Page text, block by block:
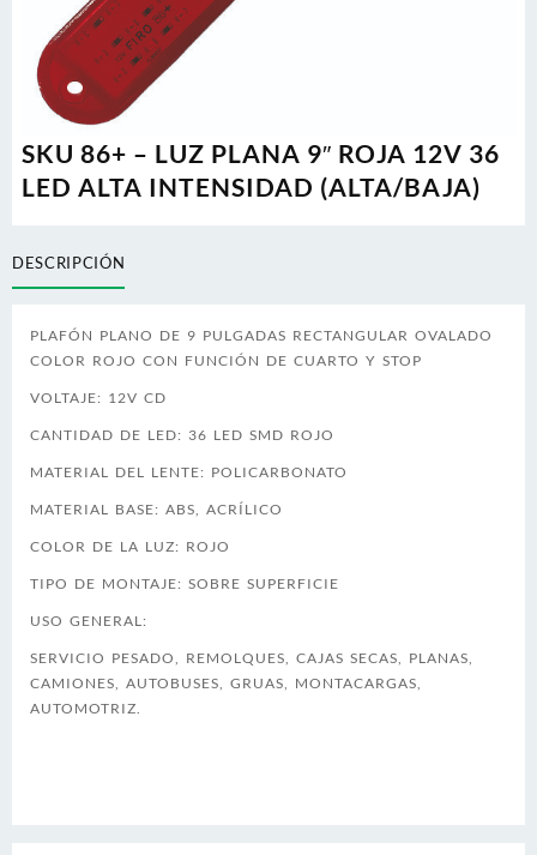
SKU 86+ – LUZ PLANA 9″ ROJA 12V 36
LED ALTA INTENSIDAD (ALTA/BAJA)
DESCRIPCIÓN
PLAFÓN PLANO DE 9 PULGADAS RECTANGULAR OVALADO
COLOR ROJO CON FUNCIÓN DE CUARTO Y STOP
VOLTAJE: 12V CD
CANTIDAD DE LED: 36 LED SMD ROJO
MATERIAL DEL LENTE: POLICARBONATO
MATERIAL BASE: ABS, ACRÍLICO
COLOR DE LA LUZ: ROJO
TIPO DE MONTAJE: SOBRE SUPERFICIE
USO GENERAL:
SERVICIO PESADO, REMOLQUES, CAJAS SECAS, PLANAS,
CAMIONES, AUTOBUSES, GRUAS, MONTACARGAS,
AUTOMOTRIZ.